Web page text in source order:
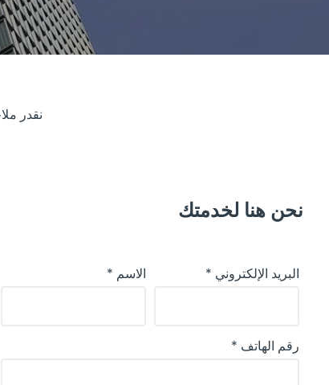
نقدر
نحن هنا لخدمتك
الاسم * البريد الإلكتروني *
رقم الهاتف *